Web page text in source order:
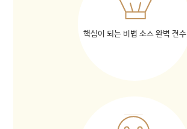
핵심이 되는 비법 소스 완벽 전수